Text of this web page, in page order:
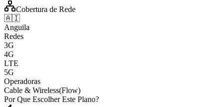
Cobertura de Rede
🇦🇮
Anguila
Redes
3G
4G
LTE
5G
Operadoras
Cable & Wireless(Flow)
Por Que Escolher Este Plano?